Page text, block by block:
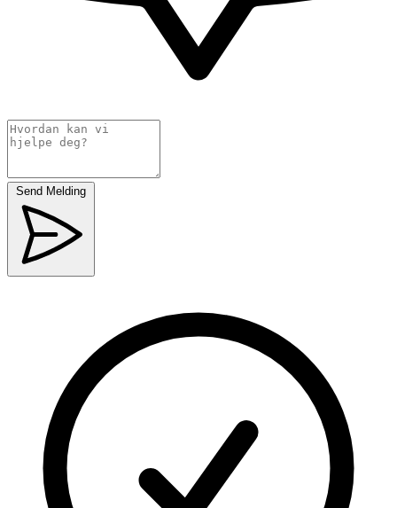
Send Melding